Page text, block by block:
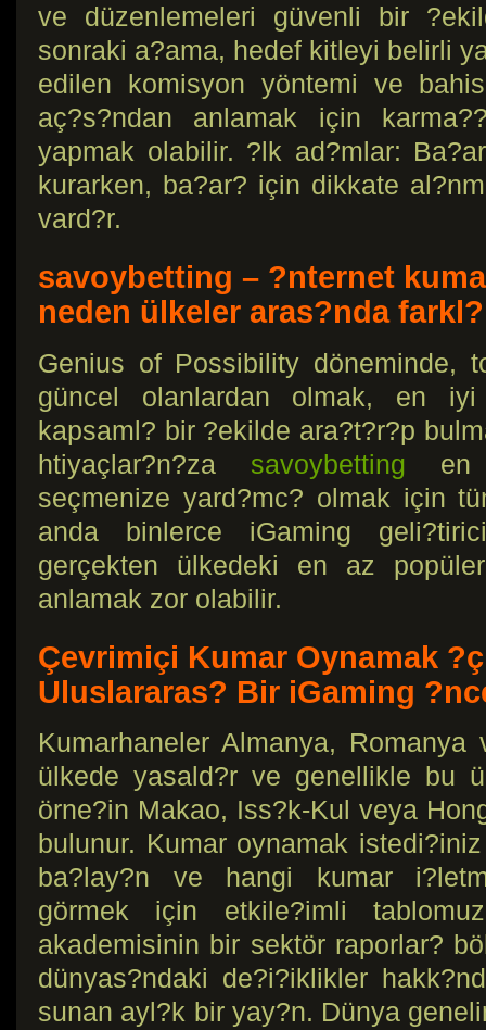
ve düzenlemeleri güvenli bir
sonraki a?ama, hedef kitleyi belirli
edilen komisyon yöntemi ve
aç?s?ndan anlamak için
yapmak olabilir. ?lk ad?mlar:
kurarken, ba?ar? için dikkate
vard?r.
savoybetting – ?nternet
neden ülkeler aras?nda
Genius of Possibility döneminde,
güncel olanlardan olmak, en iyi
kapsaml? bir ?ekilde ara?t?r?p
htiyaçlar?n?za savoybetting en
seçmenize yard?mc? olmak için
anda binlerce iGaming
gerçekten ülkedeki en az
anlamak zor olabilir.
Çevrimiçi Kumar Oynamak
Uluslararas? Bir iGaming
Kumarhaneler Almanya,
ülkede yasald?r ve genellikle bu
örne?in Makao, Iss?k-Kul veya
bulunur. Kumar oynamak
ba?lay?n ve hangi kumar
görmek için etkile?imli
akademisinin bir sektör raporlar?
dünyas?ndaki de?i?iklikler
sunan ayl?k bir yay?n. Dünya